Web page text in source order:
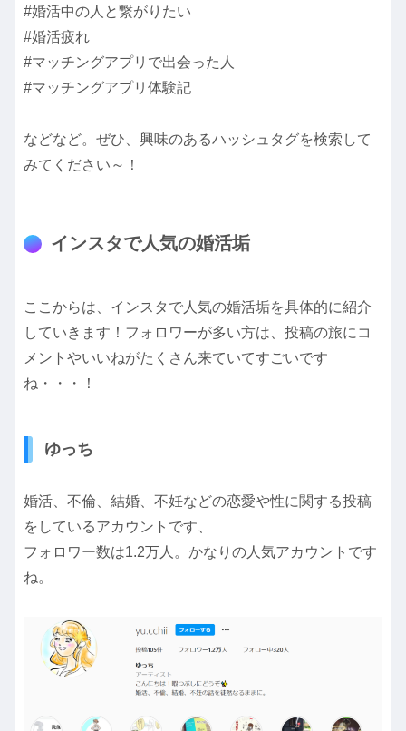
#婚活中の人と繋がりたい
#婚活疲れ
#マッチングアプリで出会った人
#マッチングアプリ体験記
などなど。ぜひ、興味のあるハッシュタグを検索して
みてください～！
インスタで人気の婚活垢
ここからは、インスタで人気の婚活垢を具体的に紹介
していきます！フォロワーが多い方は、投稿の旅にコ
メントやいいねがたくさん来ていてすごいです
ね・・・！
ゆっち
婚活、不倫、結婚、不妊などの恋愛や性に関する投稿
をしているアカウントです、
フォロワー数は1.2万人。かなりの人気アカウントです
ね。